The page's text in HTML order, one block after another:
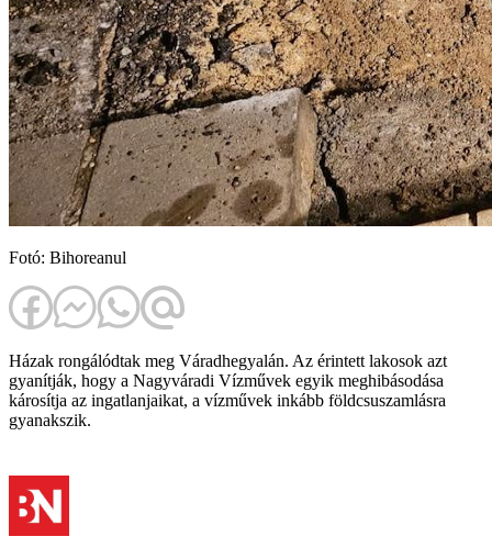
Fotó: Bihoreanul
Házak rongálódtak meg Váradhegyalán. Az érintett lakosok azt
gyanítják, hogy a Nagyváradi Vízművek egyik meghibásodása
károsítja az ingatlanjaikat, a vízművek inkább földcsuszamlásra
gyanakszik.